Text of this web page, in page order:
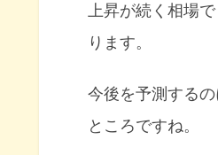
上昇が続く相場
ります。
今後を予測する
ところですね。